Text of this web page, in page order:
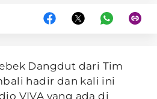
Dangdut dari Tim
hadir dan kali ini
VIVA yang ada di